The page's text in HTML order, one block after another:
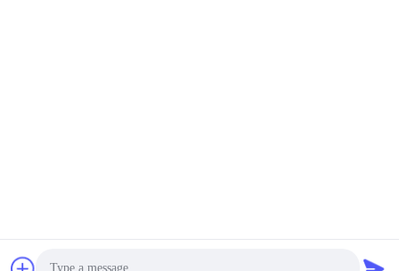
China gut Qualität Eisenschmelzofen Lieferant. Urheberrecht © 2023-2026